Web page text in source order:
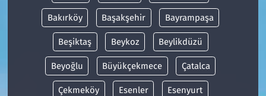
Bakırköy Başakşehir Bayrampaşa
Beşiktaş Beykoz Beylikdüzü
Beyoğlu Büyükçekmece Çatalca
Çekmeköy Esenler Esenyurt